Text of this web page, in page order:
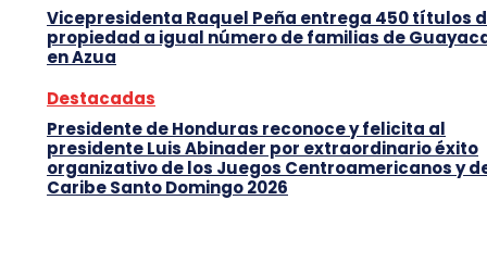
Vicepresidenta Raquel Peña entrega 450 títulos
propiedad a igual número de familias de
en Azua
Destacadas
Presidente de Honduras reconoce y felicita al
presidente Luis Abinader por extraordinario éxito
organizativo de los Juegos Centroamericanos y
Caribe Santo Domingo 2026